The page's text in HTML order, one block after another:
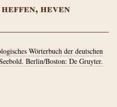
heven
Wörterbuch der deutschen
Berlin/Boston: De Gruyter.